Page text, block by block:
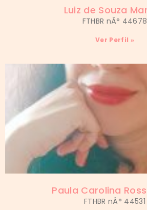
Luiz de Souza
FTHBR nÂ° 44678
Ver Perfil »
Paula Carolina
FTHBR nÂ° 44531